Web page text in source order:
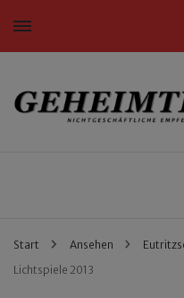
Nichtgeschäftliche
Start Ansehen
Lichtspiele 2013